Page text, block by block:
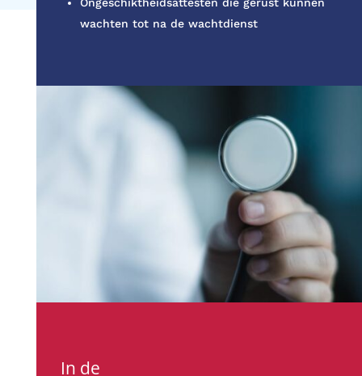
wachten tot na de wachtdienst
In de